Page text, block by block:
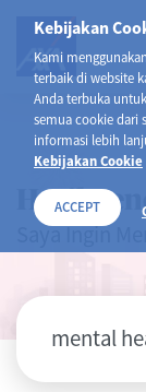
Kebijakan
Kami
terbaik di website
Anda terbuka
semua cookie dari
informasi lebih
Kebijakan Cookie
ACCEPT
Hasil
Saya Ingin